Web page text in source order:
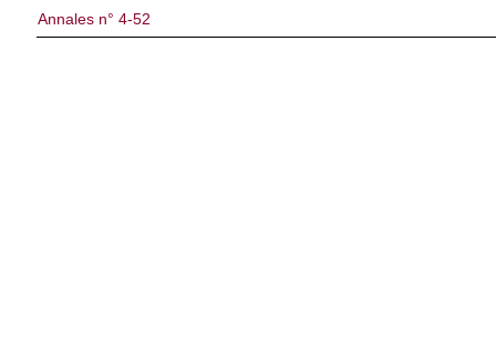
Annales n° 4-52